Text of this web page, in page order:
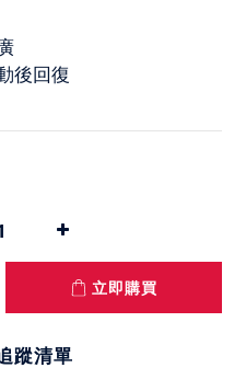
後回復
立即購買
蹤清單